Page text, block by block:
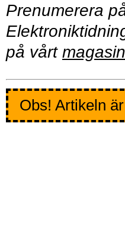
Prenumerera
på vårt magasin
Obs! Artikeln